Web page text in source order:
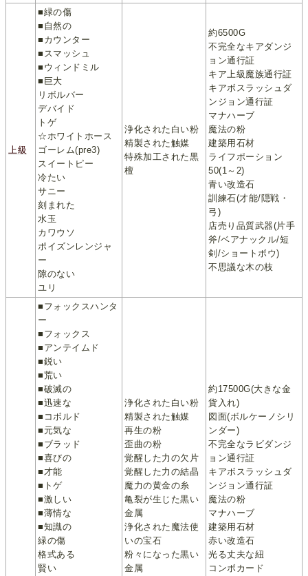
上級
■緑の傷
■自然の
■カウンター
■スマッシュ
■ウィンドミル
■巨大
リボルバー
デバイド
トゲ
☆ホワイトホース
ゴーレム(pre3)
スイートピー
冷たい
サニー
刻まれた
水玉
カワウソ
ポイズンレンジャ
ー
隙のない
ユリ
浄化された白い粉
精製された触媒
特殊加工された黒
檀
約6500G
不完全なキアダンジ
ョン通行証
キア上級魔族通行証
キアボスラッシュダ
ンジョン通行証
マナハーブ
魔法の粉
建築用石材
ライフポーション
50(1～2)
青い改造石
訓練石(才能/隠戦・
弓)
店売り品質武器(片手
斧/ベアナックル/短
剣/ショートボウ)
不思議な木の枝
■フォックスハンタ
ー
■フォックス
■アンテイムド
■鋭い
■荒い
■破滅の
■迅速な
■コボルド
■元気な
■ブラッド
■喜びの
■才能
■トゲ
■激しい
■薄情な
■知識の
緑の傷
格式ある
賢い
浄化された白い粉
精製された触媒
再生の粉
歪曲の粉
覚醒した力の欠片
覚醒した力の結晶
魔力の黄金の糸
亀裂が生じた黒い
金属
浄化された魔法使
いの宝石
粉々になった黒い
金属
約17500G(大きな金
貨入れ)
図面(ボルケーノシリ
ンダー)
不完全なラビダンジ
ョン通行証
キアボスラッシュダ
ンジョン通行証
魔法の粉
マナハーブ
建築用石材
赤い改造石
光る丈夫な紐
コンボカード